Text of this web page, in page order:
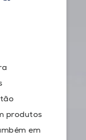
produtos
em